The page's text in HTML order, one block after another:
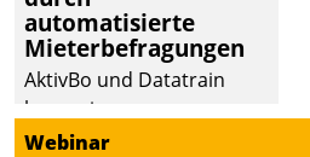
automatisierte
Mieterbefragungen
AktivBo und Datatrain
kooperieren –
Immobilienunternehmen
Webinar